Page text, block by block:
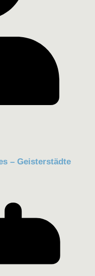
– Geisterstädte